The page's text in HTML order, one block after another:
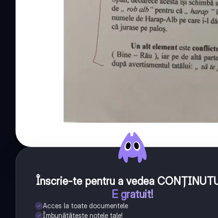
Înscrie-te pentru a vedea
E gratuit!
Acces la toate documentele
Îmbunătățește notele tale!